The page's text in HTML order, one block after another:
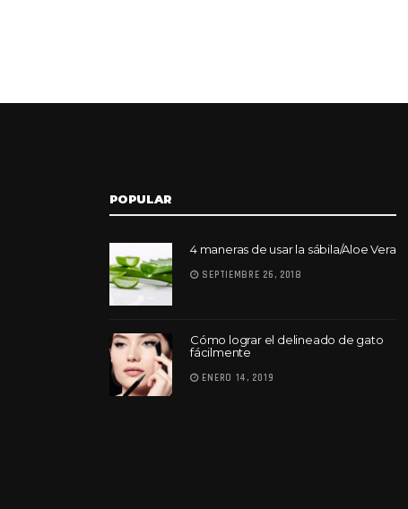
POPULAR
4 maneras de usar la sábila/Aloe Vera
SEPTIEMBRE 26, 2018
Cómo lograr el delineado de gato
fácilmente
ENERO 14, 2019